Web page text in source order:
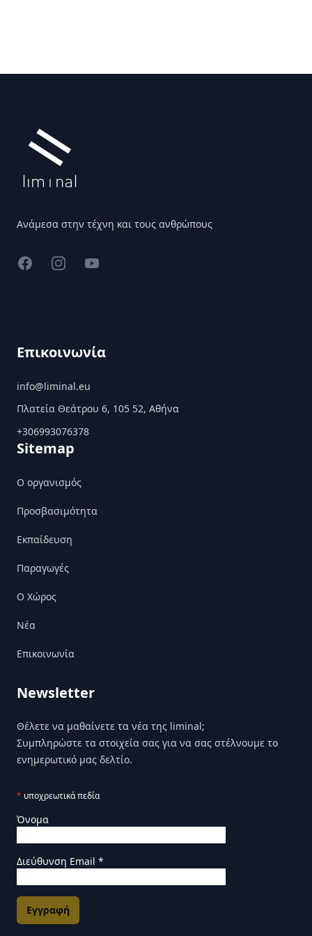
Ανάμεσα στην τέχνη και τους ανθρώπους
FacebookInstagramYouTube
Επικοινωνία
info@liminal.eu
Πλατεία Θεάτρου 6, 105 52, Αθήνα
+306993076378
Sitemap
Ο οργανισμός
Προσβασιμότητα
Εκπαίδευση
Παραγωγές
Ο Χώρος
Nέα
Επικοινωνία
Newsletter
Θέλετε να μαθαίνετε τα νέα της liminal;
Συμπληρώστε τα στοιχεία σας για να σας στέλνουμε το
ενημερωτικό μας δελτίο.
* υποχρεωτικά πεδία
Όνομα
Διεύθυνση Email *